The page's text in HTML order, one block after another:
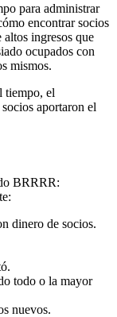
para administrar
encontrar socios
ingresos que
ocupados con
mismos.
tiempo, el
aportaron el
BRRRR:
dinero de socios.
todo o la mayor
nuevos.